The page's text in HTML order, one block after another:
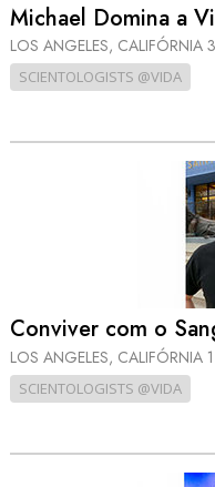
Michael Domina a
LOS ANGELES, CALIFÓRNIA
SCIENTOLOGISTS @VIDA
Conviver com o
LOS ANGELES, CALIFÓRNIA
SCIENTOLOGISTS @VIDA